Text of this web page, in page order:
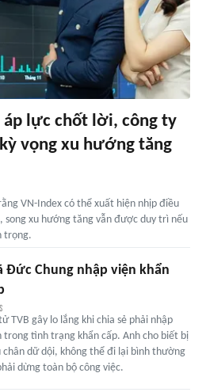
lực chốt lời, công ty
vọng xu hướng tăng
VN-Index có thể xuất hiện nhịp điều
song xu hướng tăng vẫn được duy trì nếu
trọng.
Đức Chung nhập viện khẩn
TVB gây lo lắng khi chia sẻ phải nhập
trong tình trạng khẩn cấp. Anh cho biết bị
chân dữ dội, không thể đi lại bình thường
dừng toàn bộ công việc.